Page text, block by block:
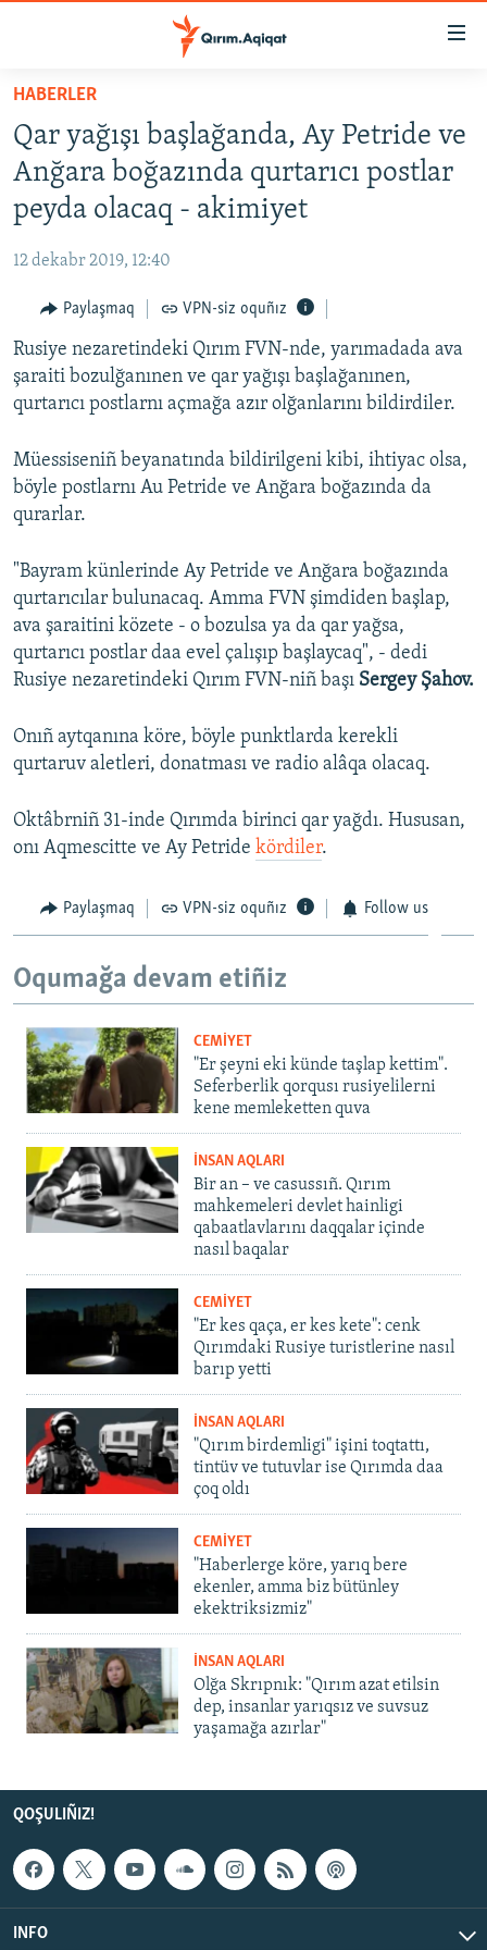
Esas
qaytmaq
Baş
navigatsiyağa
qaytmaq
Qıdıruvğa
SİYASET
İQTİSADİYAT
MEDENİYET
İNSAN AQLARI
VİDEO
FİKİR
Русский
Українською
QOŞULIÑIZ!
RFE/RS bütün saytları
HABERLER
Qar yağışı başlağanda, Ay Petride ve
Anğara boğazında qurtarıcı postlar
peyda olacaq - akimiyet
12 dekabr 2019, 12:40
Paylaşmaq VPN-siz oquñız
Rusiye nezaretindeki Qırım FVN-nde, yarımadada ava
şaraiti bozulğanınen ve qar yağışı başlağanınen,
qurtarıcı postlarnı açmağa azır olğanlarını bildirdiler.
Müessiseniñ beyanatında bildirilgeni kibi, ihtiyac olsa,
böyle postlarnı Au Petride ve Anğara boğazında da
qurarlar.
"Bayram künlerinde Ay Petride ve Anğara boğazında
qurtarıcılar bulunacaq. Amma FVN şimdiden başlap,
ava şaraitini közete - o bozulsa ya da qar yağsa,
qurtarıcı postlar daa evel çalışıp başlaycaq", - dedi
Rusiye nezaretindeki Qırım FVN-niñ başı Sergey Şahov.
Onıñ aytqanına köre, böyle punktlarda kerekli
qurtaruv aletleri, donatması ve radio alâqa olacaq.
Oktâbrniñ 31-inde Qırımda birinci qar yağdı. Hususan,
onı Aqmescitte ve Ay Petride kördiler.
Paylaşmaq VPN-siz oquñız Follow us
Oqumağa devam etiñiz
CEMİYET
"Er şeyni eki künde taşlap kettim".
Seferberlik qorqusı rusiyelilerni
kene memleketten quva
İNSAN AQLARI
Bir an – ve casussıñ. Qırım
mahkemeleri devlet hainligi
qabaatlavlarını daqqalar içinde
nasıl baqalar
CEMİYET
"Er kes qaça, er kes kete": cenk
Qırımdaki Rusiye turistlerine nasıl
barıp yetti
İNSAN AQLARI
"Qırım birdemligi" işini toqtattı,
tintüv ve tutuvlar ise Qırımda daa
çoq oldı
CEMİYET
"Haberlerge köre, yarıq bere
ekenler, amma biz bütünley
ekektriksizmiz"
İNSAN AQLARI
Olğa Skrıpnık: "Qırım azat etilsin
dep, insanlar yarıqsız ve suvsuz
yaşamağa azırlar"
QOŞULIÑIZ!
INFO